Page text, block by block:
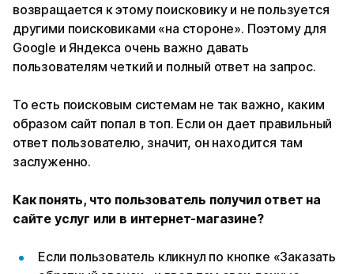
возвращается к этому поисковику и не пользуется
другими поисковиками «на стороне». Поэтому для
Google и Яндекса очень важно давать
пользователям четкий и полный ответ на запрос.
То есть поисковым системам не так важно, каким
образом сайт попал в топ. Если он дает правильный
ответ пользователю, значит, он находится там
заслуженно.
Как понять, что пользователь получил ответ на
сайте услуг или в интернет-магазине?
Если пользователь кликнул по кнопке «Заказать